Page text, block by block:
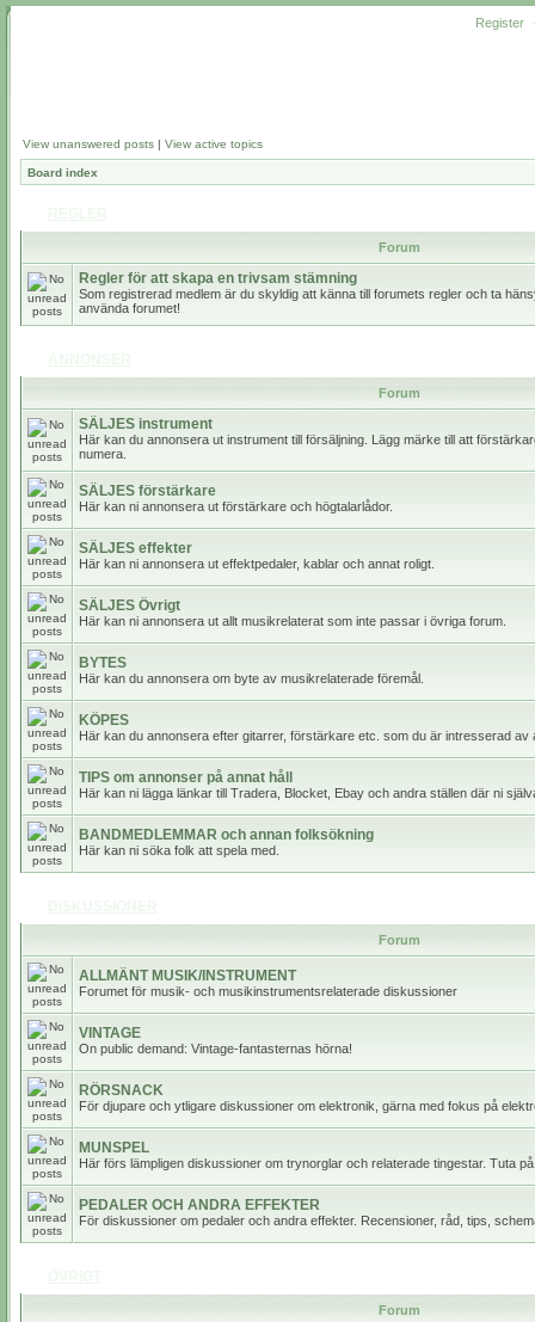
Register
View unanswered posts | View active topics
Board index
Forum
Regler för att skapa en trivsam stämning
Som registrerad medlem är du skyldig att känna till forumets regler och ta
använda forumet!
Forum
SÄLJES instrument
Här kan du annonsera ut instrument till försäljning. Lägg märke till att
numera.
SÄLJES förstärkare
Här kan ni annonsera ut förstärkare och högtalarlådor.
SÄLJES effekter
Här kan ni annonsera ut effektpedaler, kablar och annat roligt.
SÄLJES Övrigt
Här kan ni annonsera ut allt musikrelaterat som inte passar i övriga forum.
BYTES
Här kan du annonsera om byte av musikrelaterade föremål.
KÖPES
Här kan du annonsera efter gitarrer, förstärkare etc. som du är intresserad av
TIPS om annonser på annat håll
Här kan ni lägga länkar till Tradera, Blocket, Ebay och andra ställen där ni
BANDMEDLEMMAR och annan folksökning
Här kan ni söka folk att spela med.
Forum
ALLMÄNT MUSIK/INSTRUMENT
Forumet för musik- och musikinstrumentsrelaterade diskussioner
VINTAGE
On public demand: Vintage-fantasternas hörna!
RÖRSNACK
För djupare och ytligare diskussioner om elektronik, gärna med fokus på
MUNSPEL
Här förs lämpligen diskussioner om trynorglar och relaterade tingestar. Tuta
PEDALER OCH ANDRA EFFEKTER
För diskussioner om pedaler och andra effekter. Recensioner, råd, tips,
Forum